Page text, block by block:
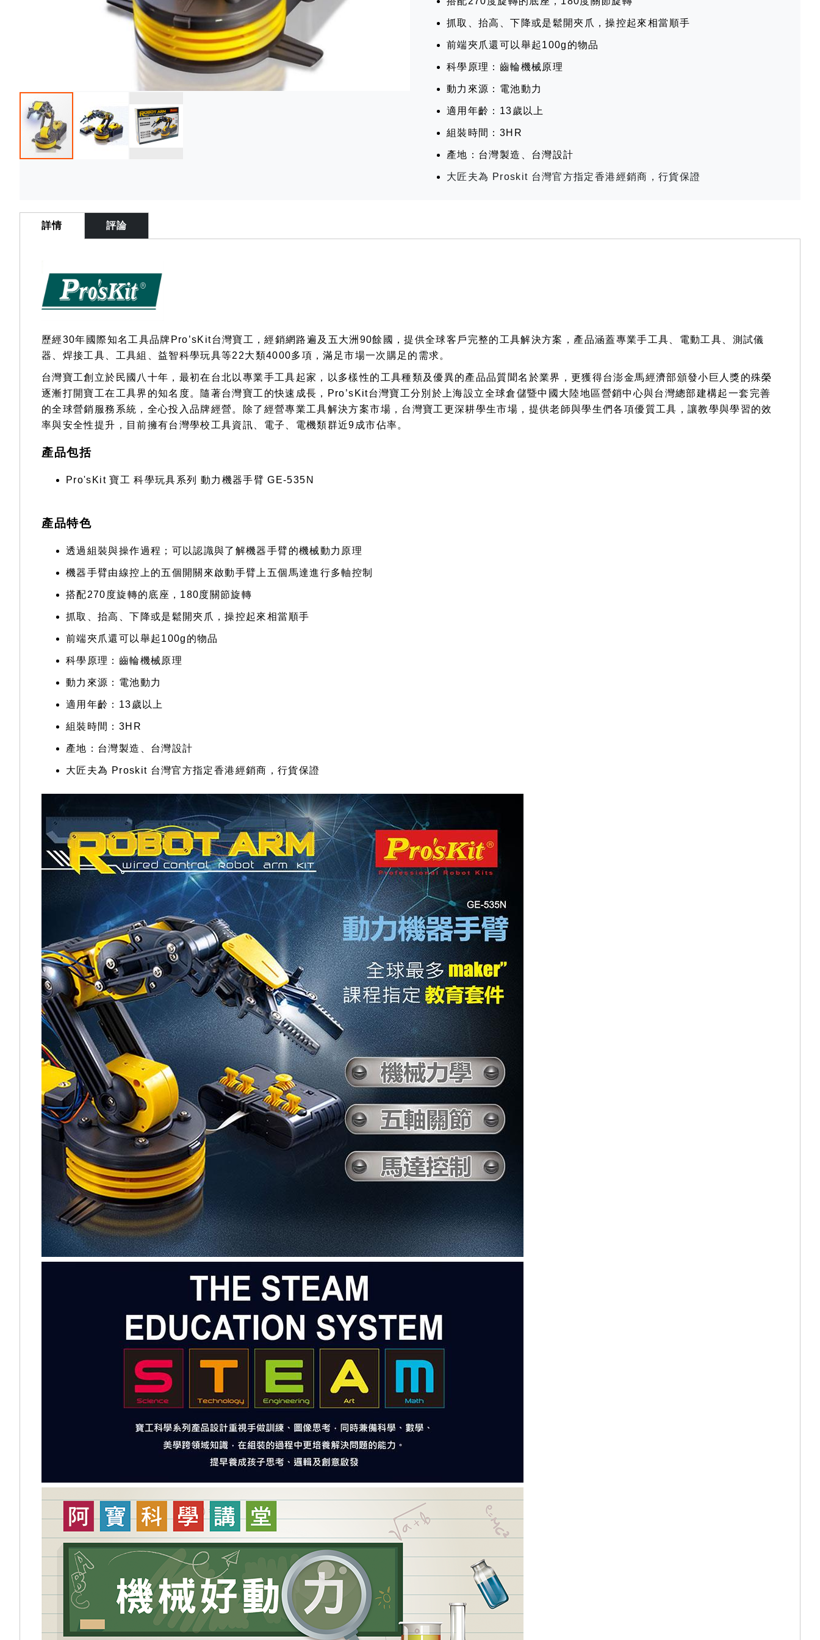
抓取、抬高、下降或是鬆開夾爪，操控起來相當順手
前端夾爪還可以舉起100g的物品
科學原理：齒輪機械原理
動力來源：電池動力
適用年齡：13歲以上
組裝時間：3HR
產地：台灣製造、台灣設計
大匠夫為 Proskit 台灣官方指定香港經銷商，行貨保證
beginning
gallery
詳情
歷經30年國際知名工具品牌Pro’sKit台灣寶工，經銷網路遍及五大洲90餘國，提供全球客戶完整的工具解決方案，產品涵蓋專業手工具、電動工具、測試儀
器、焊接工具、工具組、益智科學玩具等22大類4000多項，滿足市場一次購足的需求。
台灣寶工創立於民國八十年，最初在台北以專業手工具起家，以多樣性的工具種類及優異的產品品質聞名於業界，更獲得台澎金馬經濟部頒發小巨人獎的殊榮
逐漸打開寶工在工具界的知名度。隨著台灣寶工的快速成長，Pro’sKit台灣寶工分別於上海設立全球倉儲暨中國大陸地區營銷中心與台灣總部建構起一套完善
的全球營銷服務系統，全心投入品牌經營。除了經營專業工具解決方案市場，台灣寶工更深耕學生市場，提供老師與學生們各項優質工具，讓教學與學習的效
率與安全性提升，目前擁有台灣學校工具資訊、電子、電機類群近9成市佔率。
產品包括
Pro'sKit 寶工 科學玩具系列 動力機器手臂 GE-535N
產品特色
透過組裝與操作過程；可以認識與了解機器手臂的機械動力原理
機器手臂由線控上的五個開關來啟動手臂上五個馬達進行多軸控制
搭配270度旋轉的底座，180度關節旋轉
抓取、抬高、下降或是鬆開夾爪，操控起來相當順手
前端夾爪還可以舉起100g的物品
科學原理：齒輪機械原理
動力來源：電池動力
適用年齡：13歲以上
組裝時間：3HR
產地：台灣製造、台灣設計
大匠夫為 Proskit 台灣官方指定香港經銷商，行貨保證
評論